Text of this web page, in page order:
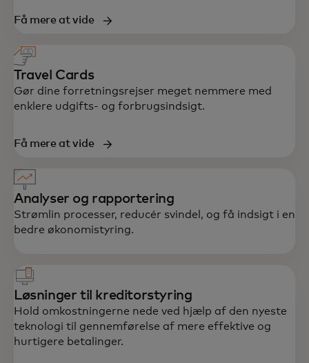
Få mere at vide
Travel Cards
Gør dine forretningsrejser meget nemmere med
enklere udgifts- og forbrugsindsigt.
Få mere at vide
Analyser og rapportering
Strømlin processer, reducér svindel, og få indsigt i en
bedre økonomistyring.
Løsninger til kreditorstyring
Hold omkostningerne nede ved hjælp af den nyeste
teknologi til gennemførelse af mere effektive og
hurtigere betalinger.